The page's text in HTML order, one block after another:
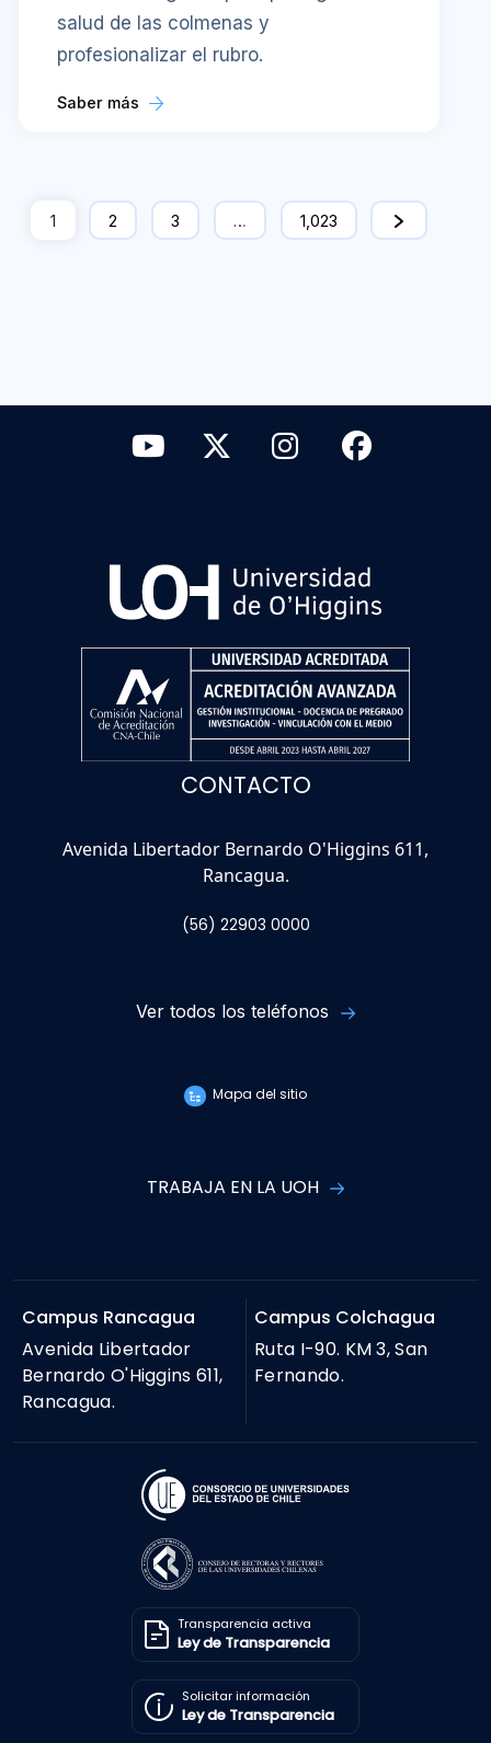
salud de las colmenas y
profesionalizar el rubro.
Saber más
1 2 3 … 1,023
CONTACTO
Avenida Libertador Bernardo O'Higgins 611,
Rancagua.
(56) 22903 0000
Ver todos los teléfonos
Mapa del sitio
TRABAJA EN LA UOH
Campus Rancagua
Avenida Libertador
Bernardo O'Higgins 611,
Rancagua.
Campus Colchagua
Ruta I-90. KM 3, San
Fernando.
Transparencia activa
Ley de Transparencia
Solicitar información
Ley de Transparencia